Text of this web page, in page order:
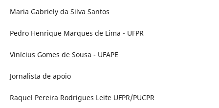
Maria Gabriely da Silva Santos
Pedro Henrique Marques de Lima - UFPR
Vinícius Gomes de Sousa - UFAPE
Jornalista de apoio
Raquel Pereira Rodrigues Leite UFPR/PUCPR